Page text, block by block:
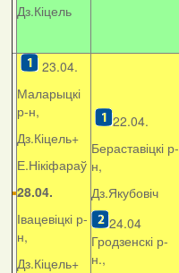
Дз.Кіцель
23.04.
Маларыцкі
р-н,
Дз.Кіцель+
Е.Нікіфараў
28.04.
Івацевіцкі р-
н,
Дз.Кіцель+
22.04.
Бераставіцкі р-
н,
Дз.Якубовіч
24.04
Гродзенскі р-
н.,